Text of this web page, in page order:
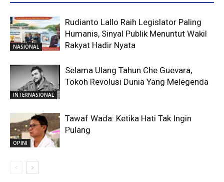
NASIONAL
Rudianto Lallo Raih Legislator Paling
Humanis, Sinyal Publik Menuntut Wakil
Rakyat Hadir Nyata
INTERNASIONAL
Selama Ulang Tahun Che Guevara,
Tokoh Revolusi Dunia Yang Melegenda
OPINI
Tawaf Wada: Ketika Hati Tak Ingin
Pulang